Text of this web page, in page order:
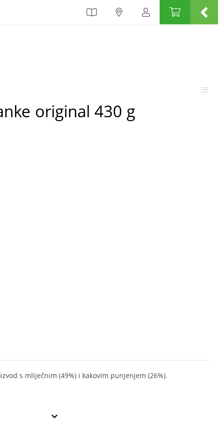
original 430 g
s mliječnim (49%) i kakovim punjenjem (26%).